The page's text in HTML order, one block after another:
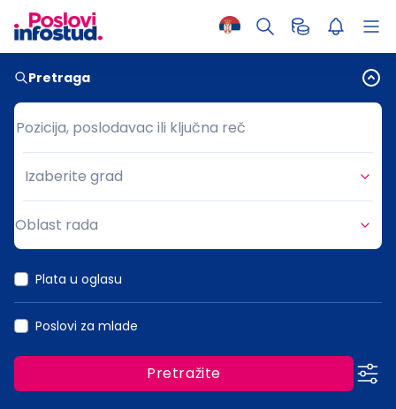
Pretraga
Pozicija, poslodavac ili ključna reč
Pozicija, poslodavac ili ključna reč
Grad
Izaberite grad
Oblast rada
Plata u oglasu
Poslovi za mlade
Pretražite